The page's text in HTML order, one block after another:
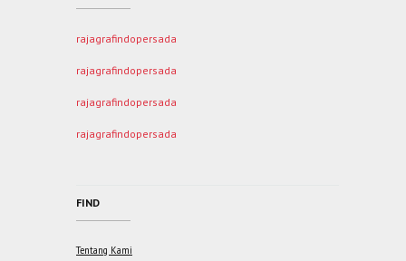
rajagrafindopersada
rajagrafindopersada
rajagrafindopersada
rajagrafindopersada
FIND
Tentang Kami